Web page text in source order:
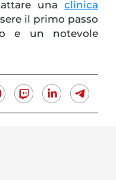
una clinica
il primo passo
e un notevole